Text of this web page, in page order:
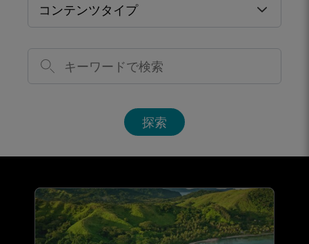
コンテンツタイプ
探索